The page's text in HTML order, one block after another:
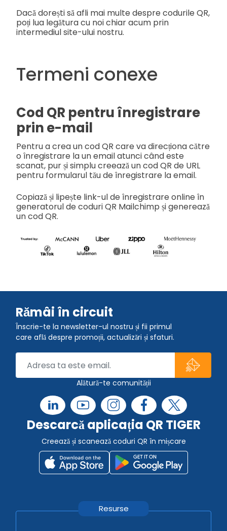
Dacă dorești să afli mai multe despre codurile QR,
poți lua legătura cu noi chiar acum prin
intermediul site-ului nostru.
Termeni conexe
Cod QR pentru înregistrare
prin e-mail
Pentru a crea un cod QR care va direcționa către
o înregistrare la un email atunci când este
scanat, pur și simplu creează un cod QR de URL
pentru formularul tău de înregistrare la email.
Copiază și lipește link-ul de înregistrare online în
generatorul de coduri QR Mailchimp și generează
un cod QR.
Rămâi în circuit
Înscrie-te la newsletter-ul nostru și fii primul
care află despre promoții, actualizări și sfaturi.
Alătură-te comunității
Descarcă aplicația QR TIGER
Creează și scanează coduri QR în mișcare
Resurse